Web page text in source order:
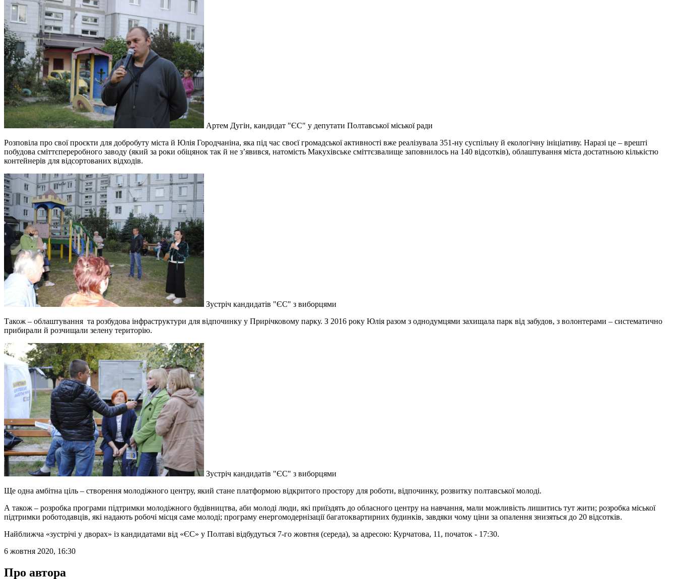
Артем Дугін, кандидат "ЄС" у депутати Полтавської міської ради
Розповіла про свої проєкти для добробуту міста й Юлія Городчаніна, яка під час своєї громадської активності вже реалізувала 351-ну суспільну й екологічну ініціативу. Наразі це – врешті
побудова сміттєпереробного заводу (який за роки обіцянок так й не з’явився, натомість Макухівське сміттєзвалище заповнилось на 140 відсотків), облаштування міста достатньою кількістю
контейнерів для відсортованих відходів.
Зустріч кандидатів "ЄС" з виборцями
Також – облаштування та розбудова інфраструктури для відпочинку у Прирічковому парку. З 2016 року Юлія разом з однодумцями захищала парк від забудов, з волонтерами – систематично
прибирали й розчищали зелену територію.
Зустріч кандидатів "ЄС" з виборцями
Ще одна амбітна ціль – створення молодіжного центру, який стане платформою відкритого простору для роботи, відпочинку, розвитку полтавської молоді.
А також – розробка програми підтримки молодіжного будівництва, аби молоді люди, які приїздять до обласного центру на навчання, мали можливість лишитись тут жити; розробка міської
підтримки роботодавців, які надають робочі місця саме молоді; програму енергомодернізації багатоквартирних будинків, завдяки чому ціни за опалення знизяться до 20 відсотків.
Найближча «зустрічі у дворах» із кандидатами від «ЄС» у Полтаві відбудуться 7-го жовтня (середа), за адресою: Курчатова, 11, початок - 17:30.
6 жовтня 2020, 16:30
Про автора